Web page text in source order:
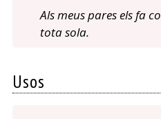
Als meus pares els fa
tota sola.
Usos